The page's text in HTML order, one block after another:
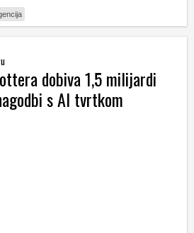
dobiva 1,5 milijardi
s AI tvrtkom